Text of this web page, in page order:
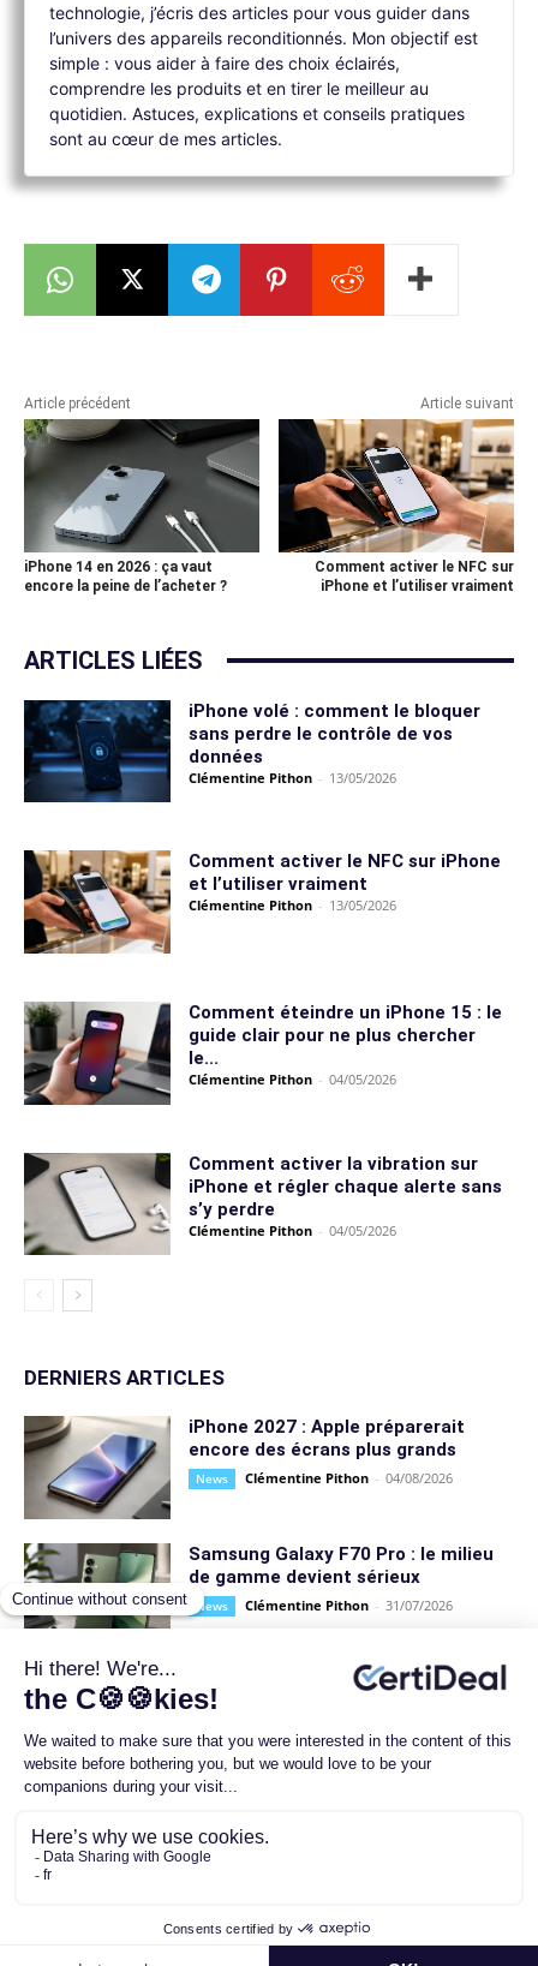
technologie, j’écris des articles pour vous guider dans
l’univers des appareils reconditionnés. Mon objectif est
simple : vous aider à faire des choix éclairés,
comprendre les produits et en tirer le meilleur au
quotidien. Astuces, explications et conseils pratiques
sont au cœur de mes articles.
Article précédent
iPhone 14 en 2026 : ça vaut
encore la peine de l’acheter ?
Article suivant
Comment activer le NFC sur
iPhone et l’utiliser vraiment
ARTICLES LIÉES
iPhone volé : comment le bloquer
sans perdre le contrôle de vos
données
Clémentine Pithon - 13/05/2026
Comment activer le NFC sur iPhone
et l’utiliser vraiment
Clémentine Pithon - 13/05/2026
Comment éteindre un iPhone 15 : le
guide clair pour ne plus chercher
le...
Clémentine Pithon - 04/05/2026
Comment activer la vibration sur
iPhone et régler chaque alerte sans
s’y perdre
Clémentine Pithon - 04/05/2026
DERNIERS ARTICLES
iPhone 2027 : Apple préparerait
encore des écrans plus grands
News Clémentine Pithon - 04/08/2026
Samsung Galaxy F70 Pro : le milieu
de gamme devient sérieux
News Clémentine Pithon - 31/07/2026
Samsung confirme deux nouveaux
Galaxy, et le timing n’a rien d’anodin
News Clémentine Pithon 31/07/2026
les gros utilisateurs : Apple prépare-
t-elle son vrai virage IA ?